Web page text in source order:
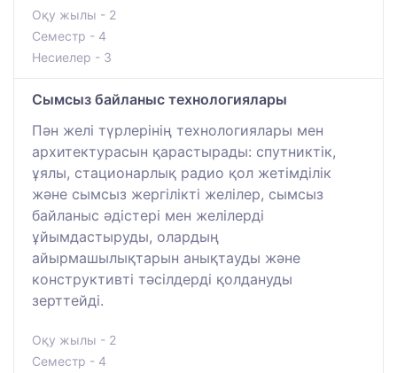
Оқу жылы - 2
Семестр - 4
Несиелер - 3
Сымсыз байланыс технологиялары
Пән желі түрлерінің технологиялары мен
архитектурасын қарастырады: спутниктік,
ұялы, стационарлық радио қол жетімділік
және сымсыз жергілікті желілер, сымсыз
байланыс әдістері мен желілерді
ұйымдастыруды, олардың
айырмашылықтарын анықтауды және
конструктивті тәсілдерді қолдануды
зерттейді.
Оқу жылы - 2
Семестр - 4